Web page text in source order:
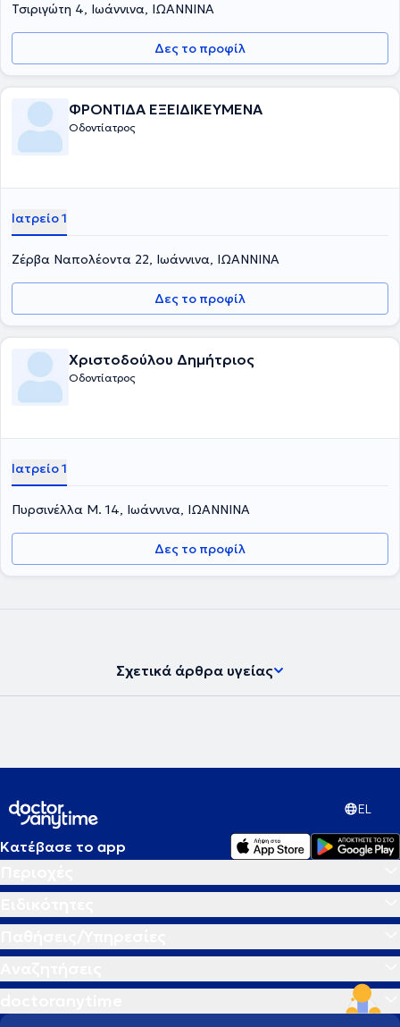
Τσιριγώτη 4, Ιωάννινα, ΙΩΑΝΝΙΝΑ
Δες το προφίλ
ΦΡΟΝΤΙΔΑ ΕΞΕΙΔΙΚΕΥΜΕΝΑ
Οδοντίατρος
Ιατρείο 1
Ζέρβα Ναπολέοντα 22, Ιωάννινα, ΙΩΑΝΝΙΝΑ
Δες το προφίλ
Χριστοδούλου Δημήτριος
Οδοντίατρος
Ιατρείο 1
Πυρσινέλλα Μ. 14, Ιωάννινα, ΙΩΑΝΝΙΝΑ
Δες το προφίλ
Σχετικά άρθρα υγείας
EL
Κατέβασε το app